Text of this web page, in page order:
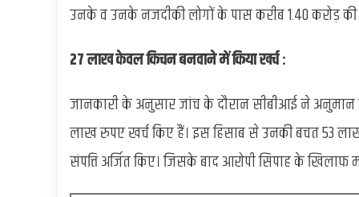
उनके व उनके नजदीकी लोगों के पास करीब 1.40 करोड़ की
27 लाख केवल किचन बनवाने में किया खर्च :
जानकारी के अनुसार जांच के दौरान सीबीआई ने
लाख रुपए खर्च किए हैं। इस हिसाब से उनकी बचत 53
संपत्ति अर्जित किए। जिसके बाद आरोपी सिपाह के